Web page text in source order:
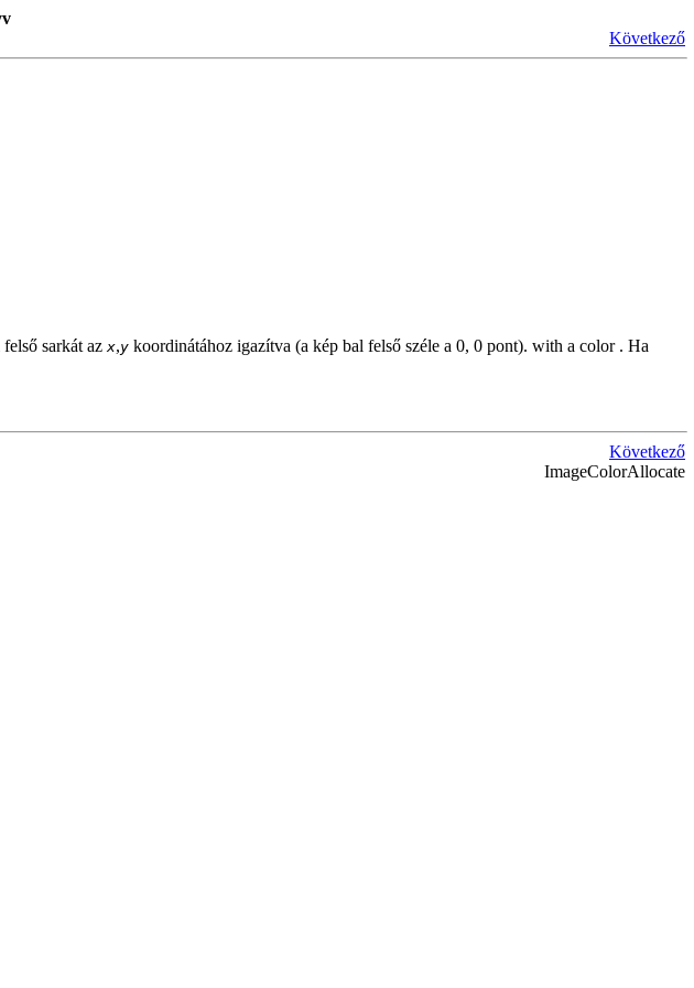
Következő
sarkát az x,y koordinátához igazítva (a kép bal felső széle a 0, 0 pont). with a color . Ha
Következő
ImageColorAllocate